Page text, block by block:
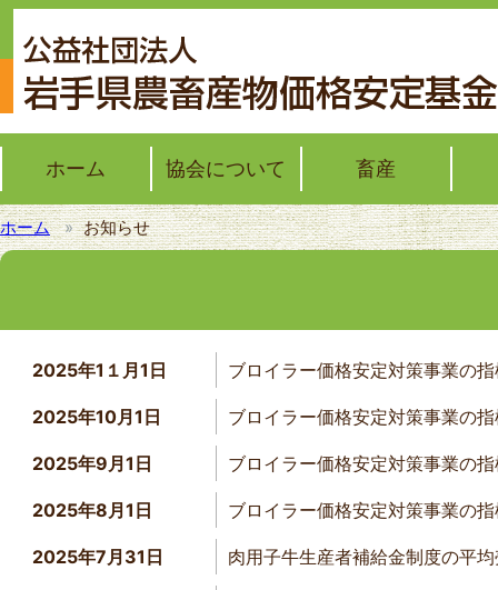
ホーム 協会について
協会概要
協会レポート
畜産
子牛の価格安定
ブロイラーの価格安定
モットー君通信簿 野菜
野菜
加工
果樹
果樹
ホーム お知らせ
2025年1１月1日 ブロイラー価格安定対策事業の
2025年10月1日 ブロイラー価格安定対策事業の
2025年9月1日 ブロイラー価格安定対策事業の
2025年8月1日 ブロイラー価格安定対策事業の
2025年7月31日 肉用子牛生産者補給金制度の平